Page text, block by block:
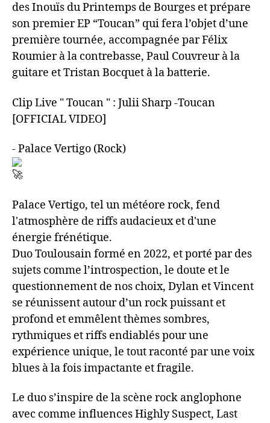
des Inouïs du Printemps de Bourges et prépare
son premier EP “Toucan” qui fera l’objet d’une
première tournée, accompagnée par Félix
Roumier à la contrebasse, Paul Couvreur à la
guitare et Tristan Bocquet à la batterie.
Clip Live " Toucan " : Julii Sharp -Toucan
[OFFICIAL VIDEO]
- Palace Vertigo (Rock)
Palace Vertigo, tel un météore rock, fend
l'atmosphère de riffs audacieux et d'une
énergie frénétique.
Duo Toulousain formé en 2022, et porté par des
sujets comme l’introspection, le doute et le
questionnement de nos choix, Dylan et Vincent
se réunissent autour d’un rock puissant et
profond et emmêlent thèmes sombres,
rythmiques et riffs endiablés pour une
expérience unique, le tout raconté par une voix
blues à la fois impactante et fragile.
Le duo s’inspire de la scène rock anglophone
avec comme influences Highly Suspect, Last